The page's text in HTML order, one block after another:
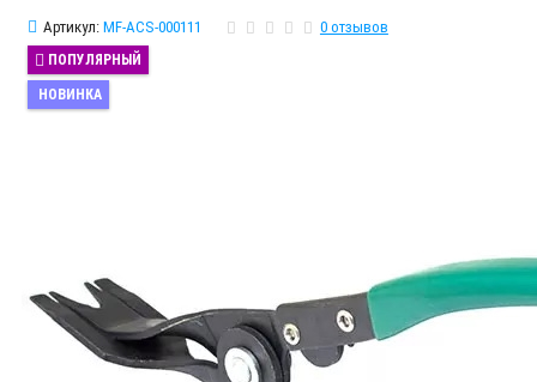
Артикул: MF-ACS-000111 0 отзывов
ПОПУЛЯРНЫЙ
НОВИНКА